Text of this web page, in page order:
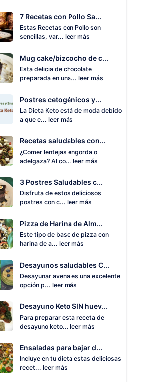
7 Recetas con Pollo Sa...
Estas Recetas con Pollo son
sencillas, var... leer más
Mug cake/bizcocho de c...
Esta delicia de chocolate
preparada en una... leer más
Postres cetogénicos y...
La Dieta Keto está de moda debido
a que e... leer más
Recetas saludables con...
¿Comer lentejas engorda o
adelgaza? Al co... leer más
3 Postres Saludables c...
Disfruta de estos deliciosos
postres con c... leer más
Pizza de Harina de Alm...
Este tipo de base de pizza con
harina de a... leer más
Desayunos saludables C...
Desayunar avena es una excelente
opción p... leer más
Desayuno Keto SIN huev...
Para preparar esta receta de
desayuno keto... leer más
Ensaladas para bajar d...
Incluye en tu dieta estas deliciosas
recet... leer más